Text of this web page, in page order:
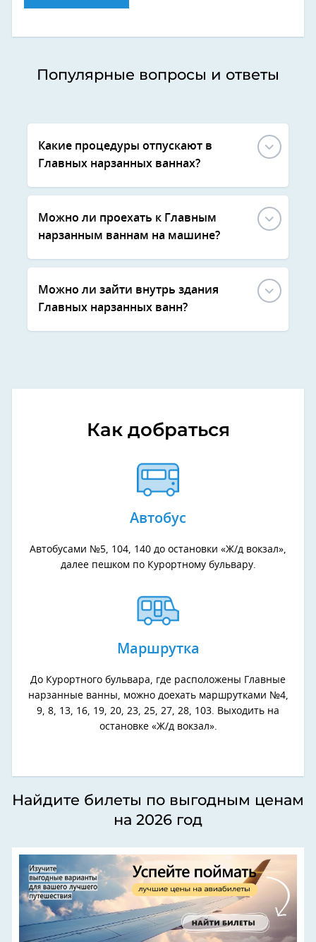
Популярные вопросы и ответы
Какие процедуры отпускают в
Главных нарзанных ваннах?
Можно ли проехать к Главным
нарзанным ваннам на машине?
Можно ли зайти внутрь здания
Главных нарзанных ванн?
Как добраться
Автобус
Автобусами №5, 104, 140 до остановки «Ж/д вокзал»,
далее пешком по Курортному бульвару.
Маршрутка
До Курортного бульвара, где расположены Главные
нарзанные ванны, можно доехать маршрутками №4,
9, 8, 13, 16, 19, 20, 23, 25, 27, 28, 103. Выходить на
остановке «Ж/д вокзал».
Найдите билеты по выгодным ценам
на 2026 год